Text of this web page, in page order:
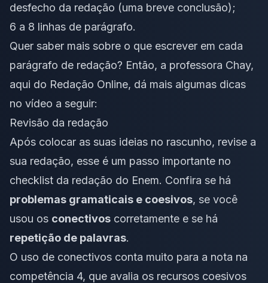
desfecho da redação (uma breve conclusão);
6 a 8 linhas de parágrafo.
Quer saber mais sobre o que escrever em cada
parágrafo de redação? Então, a professora Chay,
aqui do Redação Online, dá mais algumas dicas
no vídeo a seguir:
Revisão da redação
Após colocar as suas ideias no rascunho, revise a
sua redação, esse é um passo importante no
checklist da redação do Enem. Confira se há
problemas gramaticais e coesivos, se você
usou os conectivos corretamente e se há
repetição de palavras.
O uso de conectivos conta muito para a nota na
competência 4, que avalia os recursos coesivos